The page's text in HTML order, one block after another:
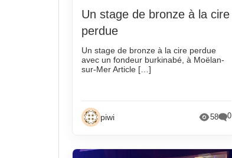
Un stage de bronze à la cire
perdue
Un stage de bronze à la cire perdue
avec un fondeur burkinabé, à Moëlan-
sur-Mer Article […]
piwi 58 0